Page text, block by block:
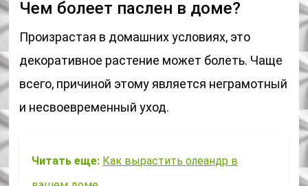
Чем болеет паслен в доме?
Произрастая в домашних условиях, это
декоративное растение может болеть. Чаще
всего, причиной этому является неграмотный
и несвоевременный уход.
Читать еще: Как вырастить олеандр в